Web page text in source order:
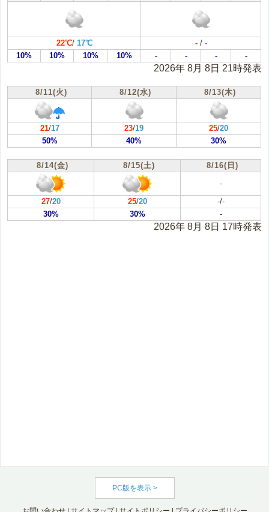
胆振地方(室蘭) 日高地方(浦河)
渡島地方(函館) 桧山地方(江差)
22℃/ 17℃ -/ -
10%
10% 10% 10% - - - -
2026年 8月 8日 21時発表
8/11(火) 8/12(水) 8/13(木)
21/17 23/19 25/20
50%
40% 30%
8/14(金) 8/15(土)
8/16(日)
-
27/20 25/20
-/-
30%
30% -
2026年 8月 8日 17時発表
PC版を表示 >